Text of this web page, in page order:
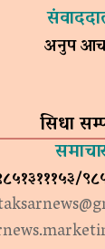
अनुप
सिधा